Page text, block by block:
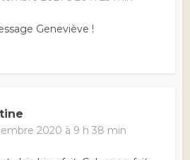
Geneviève !
2020 à 9 h 38 min